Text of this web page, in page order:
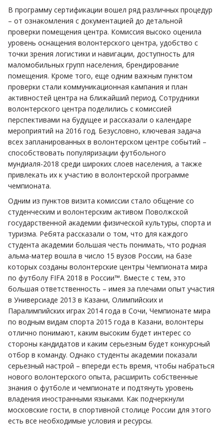
В программу сертификации вошел ряд различных процедур
– от ознакомления с документацией до детальной
проверки помещения центра. Комиссия высоко оценила
уровень оснащения волонтерского центра, удобство с
точки зрения логистики и навигации, доступность для
маломобильных групп населения, брендирование
помещения. Кроме того, еще одним важным пунктом
проверки стали коммуникационная кампания и план
активностей центра на ближайший период. Сотрудники
волонтерского центра поделились с комиссией
перспективами на будущее и рассказали о календаре
мероприятий на 2016 год. Безусловно, ключевая задача
всех запланированных в волонтерском центре событий –
способствовать популяризации футбольного
мундиаля-2018 среди широких слоев населения, а также
привлекать их к участию в волонтерской программе
чемпионата.
Одним из пунктов визита комиссии стало общение со
студенческим и волонтерским активом Поволжской
государственной академии физической культуры, спорта и
туризма. Ребята рассказали о том, что для каждого
студента академии большая честь понимать, что родная
альма-матер вошла в число 15 вузов России, на базе
которых созданы волонтерские центры Чемпионата мира
по футболу FIFA 2018 в России™. Вместе с тем, это
большая ответственность – имея за плечами опыт участия
в Универсиаде 2013 в Казани, Олимпийских и
Паралимпийских играх 2014 года в Сочи, Чемпионате мира
по водным видам спорта 2015 года в Казани, волонтеры
отлично понимают, каким высоким будет интерес со
стороны кандидатов и каким серьезным будет конкурсный
отбор в команду. Однако студенты академии показали
серьезный настрой – впереди есть время, чтобы набраться
нового волонтерского опыта, расширить собственные
знания о футболе и чемпионате и подтянуть уровень
владения иностранными языками. Как подчеркнули
московские гости, в спортивной столице России для этого
есть все необходимые условия и ресурсы.